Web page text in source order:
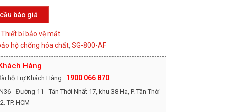
báo giá
Thiết bị bảo vệ mắt
hộ chống hóa chất,SG-800-AF
Hàng
hỗ Trợ Khách Hàng : 1900 066 870
- Đường 11 - Tân Thới Nhất 17, khu 38 Ha, P. Tân Thới
TP. HCM